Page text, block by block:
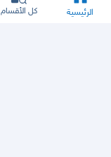
الرئيسية كل الأقسام